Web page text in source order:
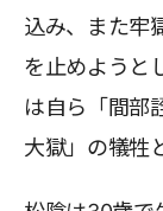
込み、また牢
を止めようと
は自ら「間部
大獄」の犠牲